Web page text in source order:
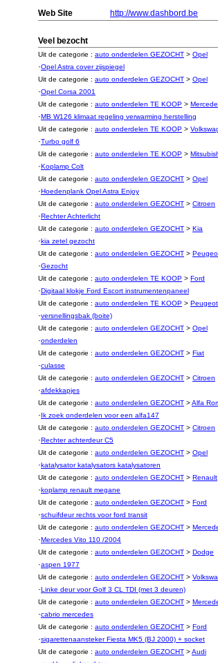
Web Site
http://www.dashbord.be
Veel bezocht
Uit de categorie : auto onderdelen GEZOCHT > Opel
·Opel Astra cover zijspiegel
Uit de categorie : auto onderdelen GEZOCHT > Opel
·Opel Corsa 2001
Uit de categorie : auto onderdelen TE KOOP >
·MB W126 klimaat regeling verwarming herstelling
Uit de categorie : auto onderdelen TE KOOP >
·Turbo golf 6
Uit de categorie : auto onderdelen TE KOOP >
·Koplamp Colt
Uit de categorie : auto onderdelen GEZOCHT > Opel
·Hoedenplank Opel Astra Enjoy
Uit de categorie : auto onderdelen GEZOCHT > Citroen
·Rechter Achterlicht
Uit de categorie : auto onderdelen GEZOCHT > Kia
·kia zetel gezocht
Uit de categorie : auto onderdelen GEZOCHT >
·Gezocht
Uit de categorie : auto onderdelen TE KOOP > Ford
·Digitaal klokje Ford Escort instrumentenpaneel
Uit de categorie : auto onderdelen TE KOOP > Peugeot
·versnellingsbak (boite)
Uit de categorie : auto onderdelen GEZOCHT > Opel
·onderdelen
Uit de categorie : auto onderdelen GEZOCHT > Fiat
·culasse
Uit de categorie : auto onderdelen GEZOCHT > Citroen
·afdekkapjes
Uit de categorie : auto onderdelen GEZOCHT >Alfa
·Ik zoek onderdelen voor een alfa147
Uit de categorie : auto onderdelen GEZOCHT > Citroen
·Rechter achterdeur C5
Uit de categorie : auto onderdelen GEZOCHT > Opel
·katalysator katalysators katalysatoren
Uit de categorie : auto onderdelen GEZOCHT > Renault
·koplamp renault megane
Uit de categorie : auto onderdelen GEZOCHT > Ford
·schuifdeur rechts voor ford transit
Uit de categorie : auto onderdelen GEZOCHT >
·Mercedes Vito 110 /2004
Uit de categorie : auto onderdelen GEZOCHT > Dodge
·aspen 1977
Uit de categorie : auto onderdelen GEZOCHT >
·Linke deur voor Golf 3 CL TDI (met 3 deuren)
Uit de categorie : auto onderdelen GEZOCHT >
·cabrio mercedes
Uit de categorie : auto onderdelen GEZOCHT > Ford
·sigarettenaansteker Fiesta MK5 (BJ 2000) + socket
Uit de categorie : auto onderdelen GEZOCHT >Audi